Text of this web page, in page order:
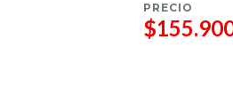
PRECIO